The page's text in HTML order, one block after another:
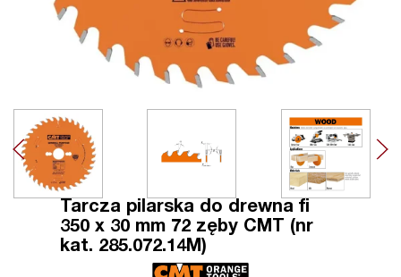
Tarcza pilarska do drewna fi
350 x 30 mm 72 zęby CMT (nr
kat. 285.072.14M)